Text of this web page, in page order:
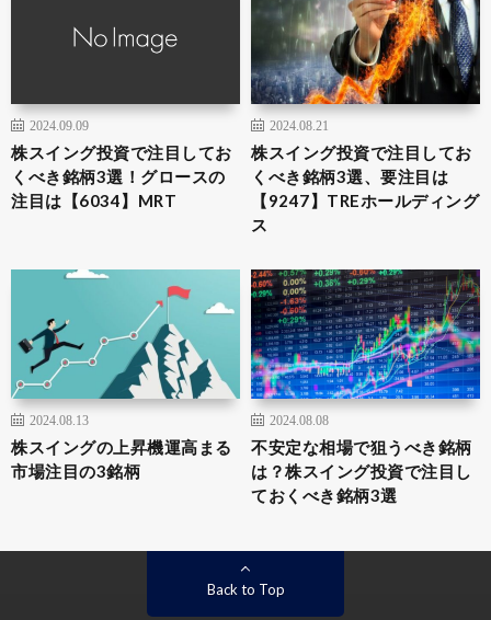
2024.09.09
株スイング投資で注目してお
くべき銘柄3選！グロースの
注目は【6034】MRT
2024.08.21
株スイング投資で注目してお
くべき銘柄3選、要注目は
【9247】TREホールディング
ス
2024.08.13
株スイングの上昇機運高まる
市場注目の3銘柄
2024.08.08
不安定な相場で狙うべき銘柄
は？株スイング投資で注目し
ておくべき銘柄3選
Back to Top